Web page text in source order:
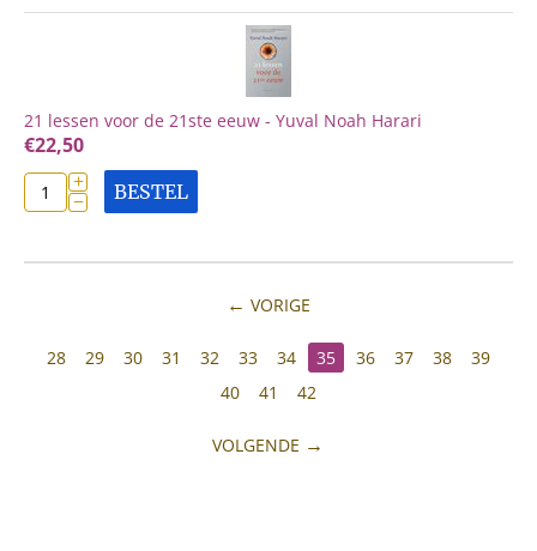
21 lessen voor de 21ste eeuw - Yuval Noah Harari
€22,50
+
− BESTEL
VORIGE
28 29 30 31 32 33 34 35 36 37 38
39
40
41 42
VOLGENDE